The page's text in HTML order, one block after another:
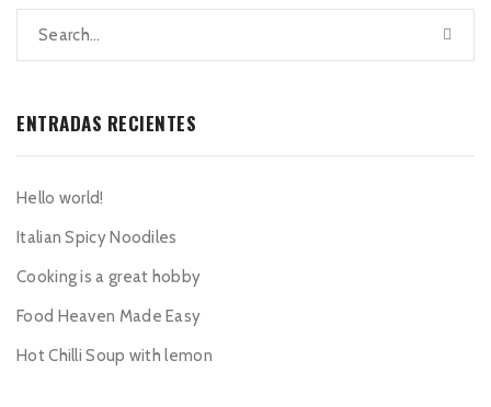
ENTRADAS RECIENTES
Hello world!
Italian Spicy Noodiles
Cooking is a great hobby
Food Heaven Made Easy
Hot Chilli Soup with lemon